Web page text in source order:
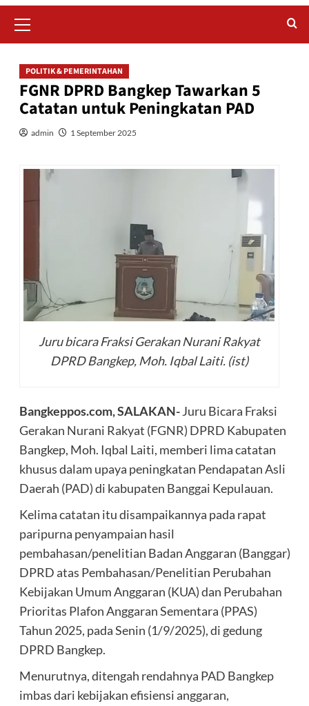
Menu
POLITIK & PEMERINTAHAN
FGNR DPRD Bangkep Tawarkan 5
Catatan untuk Peningkatan PAD
admin 1 September 2025
Juru bicara Fraksi Gerakan Nurani Rakyat
DPRD Bangkep, Moh. Iqbal Laiti. (ist)
Bangkeppos.com, SALAKAN-Juru Bicara Fraksi
Gerakan Nurani Rakyat (FGNR) DPRD Kabupaten
Bangkep, Moh. Iqbal Laiti, memberi lima catatan
khusus dalam upaya peningkatan Pendapatan Asli
Daerah (PAD) di kabupaten Banggai Kepulauan.
Kelima catatan itu disampaikannya pada rapat
paripurna penyampaian hasil
pembahasan/penelitian Badan Anggaran (Banggar)
DPRD atas Pembahasan/Penelitian Perubahan
Kebijakan Umum Anggaran (KUA) dan Perubahan
Prioritas Plafon Anggaran Sementara (PPAS)
Tahun 2025, pada Senin (1/9/2025), di gedung
DPRD Bangkep.
Menurutnya, ditengah rendahnya PAD Bangkep
imbas dari kebijakan efisiensi anggaran,